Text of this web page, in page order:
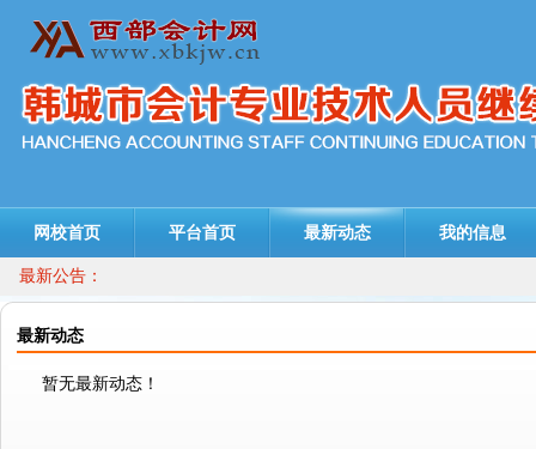
网校首页 平台首页 最新动态 我的信息
最新公告：
最新动态
暂无最新动态！